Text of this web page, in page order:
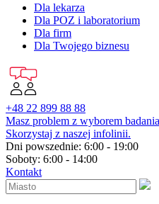
Dla lekarza
Dla POZ i laboratorium
Dla firm
Dla Twojego biznesu
+48 22 899 88 88
Masz problem z wyborem
Skorzystaj z naszej infolinii.
Dni powszednie: 6:00 - 19:00
Soboty: 6:00 - 14:00
Kontakt